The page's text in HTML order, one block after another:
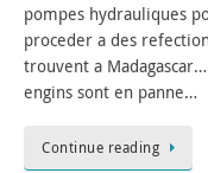
pompes hydrauliques
proceder a des
trouvent a
engins sont en panne…
Continue reading